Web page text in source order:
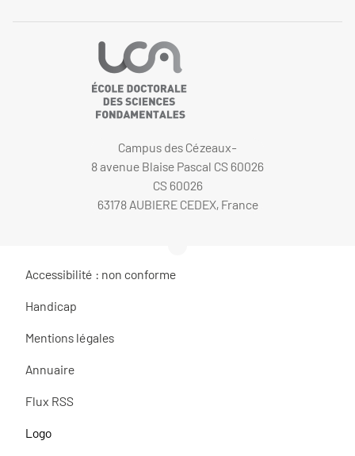
Campus des Cézeaux-
8 avenue Blaise Pascal CS 60026
CS 60026
63178 AUBIERE CEDEX, France
Accessibilité : non conforme
Handicap
Mentions légales
Annuaire
Flux RSS
Logo